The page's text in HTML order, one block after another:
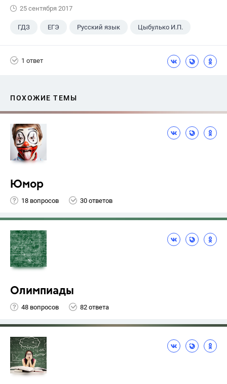
25 сентября 2017
ГДЗ ЕГЭ Русский язык Цыбулько И.П.
1 ответ
ПОХОЖИЕ ТЕМЫ
Юмор
18 вопросов 30 ответов
Олимпиады
48 вопросов 82 ответа